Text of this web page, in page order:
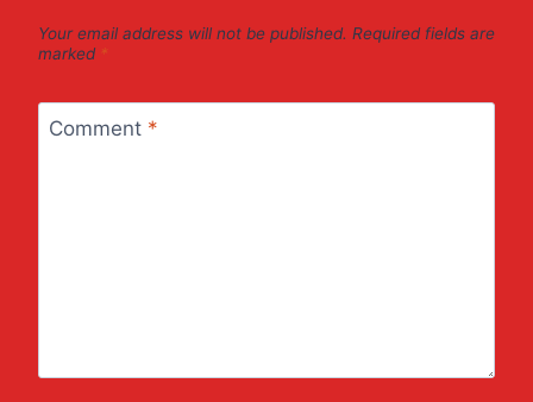
Your email address will not be published. Required fields are
marked *
Comment *